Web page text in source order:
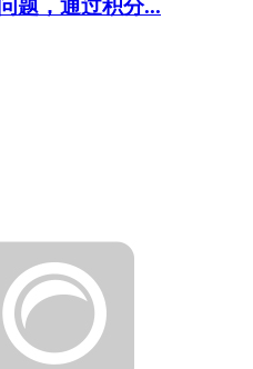
题，通过积分...